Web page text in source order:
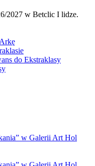
2027 w Betclic I lidze.
do Ekstraklasy